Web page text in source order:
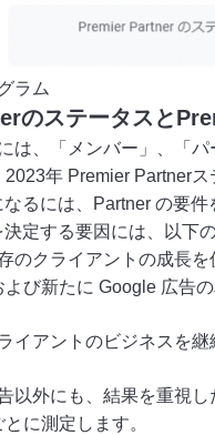
ラム
のステータスと
は、「メンバー」、「
年 Premier Partnerス
なるには、Partner の要
定する要因には、以下
のクライアントの成長
び新たに Google 広告
イアントのビジネスを
以外にも、結果を重視
に測定します。